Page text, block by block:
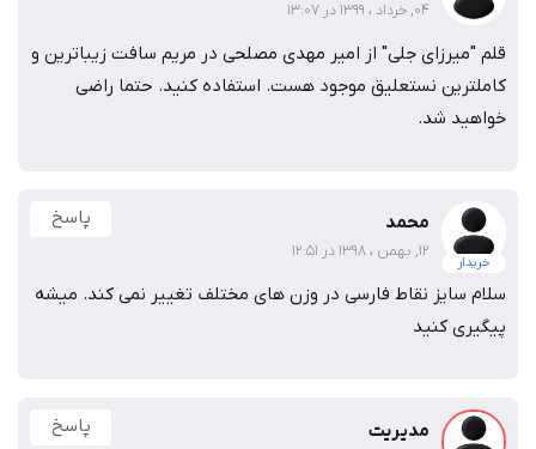
04, خرداد ، 1399 در 13:07
قلم "میرزای جلی" از امیر مهدی مصلحی در مریم سافت زیباترین و
کاملترین نستعلیق موجود هست. استفاده کنید. حتما راضی
خواهید شد.
خریدار
محمد
12, بهمن ، 1398 در 12:51
پاسخ
سلام سایز نقاط فارسی در وزن های مختلف تغییر نمی کند. میشه
پیگیری کنید
مدیریت پاسخ